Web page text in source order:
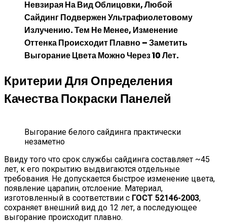
Невзирая На Вид Облицовки, Любой
Сайдинг Подвержен Ультрафиолетовому
Излучению. Тем Не Менее, Изменение
Оттенка Происходит Плавно – Заметить
Выгорание Цвета Можно Через 10 Лет.
Критерии Для Определения
Качества Покраски Панелей
Выгорание белого сайдинга практически
незаметно
Ввиду того что срок службы сайдинга составляет ~45
лет, к его покрытию выдвигаются отдельные
требования. Не допускается быстрое изменение цвета,
появление царапин, отслоение. Материал,
изготовленный в соответствии с ГОСТ 52146-2003,
сохраняет внешний вид до 12 лет, а последующее
выгорание происходит плавно.